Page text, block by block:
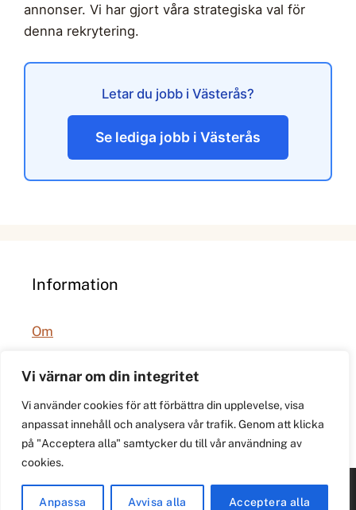
Vi värnar om din integritet
Vi använder cookies för att förbättra din upplevelse, visa
anpassat innehåll och analysera vår trafik. Genom att klicka
på "Acceptera alla" samtycker du till vår användning av
cookies.
Anpassa Avvisa alla Acceptera alla
annonser. Vi har gjort våra strategiska val för
denna rekrytering.
Letar du jobb i Västerås?
Se lediga jobb i Västerås
Information
Om